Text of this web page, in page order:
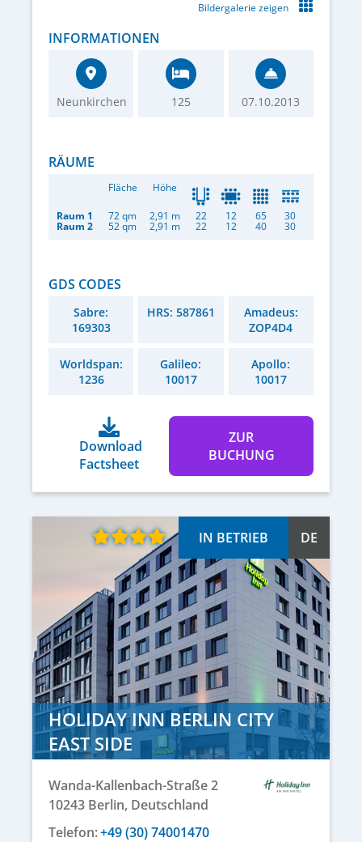
Bildergalerie zeigen
INFORMATIONEN
Neunkirchen 125 07.10.2013
RÄUME
Fläche Höhe
Raum 1 72 qm 2,91 m 22 12 65
30
Raum 2
52 qm 2,91 m 22 12 40 30
GDS CODES
Sabre:
169303
HRS: 587861
Amadeus:
ZOP4D4
Worldspan:
1236
Galileo:
10017
Apollo:
10017
Download
Factsheet
ZUR
BUCHUNG
HOLIDAY INN BERLIN CITY
EAST SIDE
IN BETRIEB DE
Wanda-Kallenbach-Straße 2
10243 Berlin, Deutschland
Telefon:+49 (30) 74001470